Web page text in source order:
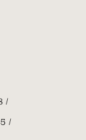
/
/